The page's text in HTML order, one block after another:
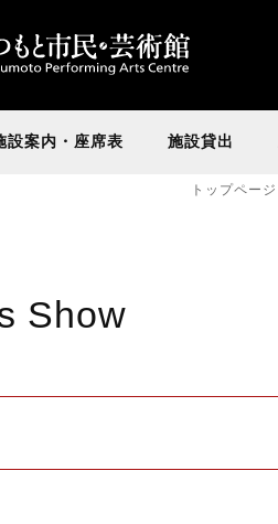
設案内・座席表 施設貸出
トップページ
Show